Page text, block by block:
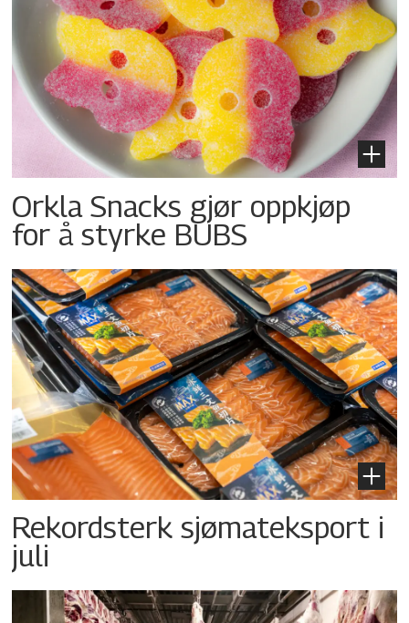
Orkla Snacks gjør oppkjøp
for å styrke BUBS
Rekordsterk sjømateksport i
juli